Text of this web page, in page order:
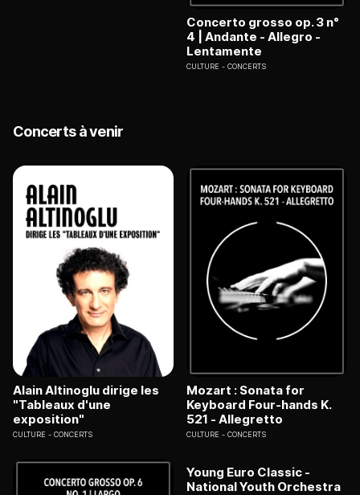
Concerto grosso op. 3 n°
4 | Andante - Allegro -
Lentamente
CULTURE CONCERTS
Concerts à venir
Alain Altinoglu dirige les
"Tableaux d'une
exposition"
CULTURE CONCERTS
Mozart : Sonata for
Keyboard Four-hands K.
521 - Allegretto
CULTURE CONCERTS
Young Euro Classic -
National Youth Orchestra